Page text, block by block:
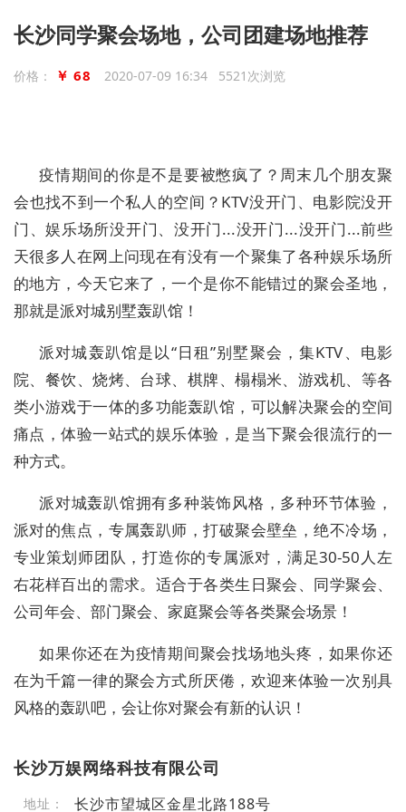
长沙同学聚会场地，公司团建场地推荐
价格： ￥ 68 2020-07-09 16:34 5521次浏览
疫情期间的你是不是要被憋疯了？周末几个朋友聚
会也找不到一个私人的空间？ KTV没开门、电影院没开
门、娱乐场所没开门、没开门...没开门...没开门...前些
天很多人在网上问现在有没有一个聚集了各种娱乐场所
的地方，今天它来了，一个是你不能错过的聚会圣地，
那就是派对城别墅轰趴馆！
派对城轰趴馆是以“日租”别墅聚会，集KTV、电影
院、餐饮、烧烤、台球、棋牌、榻榻米、游戏机、等各
类小游戏于一体的多功能轰趴馆，可以解决聚会的空间
痛点，体验一站式的娱乐体验，是当下聚会很流行的一
种方式。
派对城轰趴馆拥有多种装饰风格，多种环节体验，
派对的焦点，专属轰趴师，打破聚会壁垒，绝不冷场，
专业策划师团队，打造你的专属派对，满足30-50 人左
右花样百出的需求。适合于各类生日聚会、同学聚会、
公司年会、部门聚会、家庭聚会等各类聚会场景！
如果你还在为疫情期间聚会找场地头疼，如果你还
在为千篇一律的聚会方式所厌倦，欢迎来体验一次别具
风格的轰趴吧，会让你对聚会有新的认识！
长沙万娱网络科技有限公司
地址： 长沙市望城区金星北路188号